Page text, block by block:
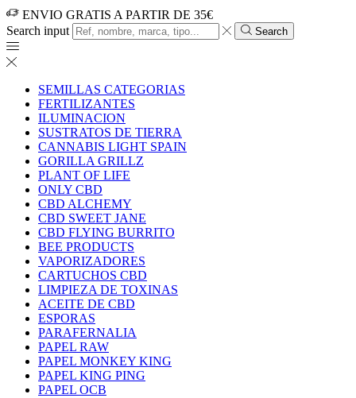
ENVIO GRATIS A PARTIR DE 35€
Search input
Search
SEMILLAS CATEGORIAS
FERTILIZANTES
ILUMINACION
SUSTRATOS DE TIERRA
CANNABIS LIGHT SPAIN
GORILLA GRILLZ
PLANT OF LIFE
ONLY CBD
CBD ALCHEMY
CBD SWEET JANE
CBD FLYING BURRITO
BEE PRODUCTS
VAPORIZADORES
CARTUCHOS CBD
LIMPIEZA DE TOXINAS
ACEITE DE CBD
ESPORAS
PARAFERNALIA
PAPEL RAW
PAPEL MONKEY KING
PAPEL KING PING
PAPEL OCB